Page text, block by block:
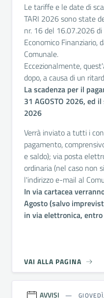
Le tariffe e le date di
TARI 2026 sono state
nr. 16 del 16.07.2026
Economico Finanziario,
Comunale.
Eccezionalmente,
dopo, a causa di un
La scadenza per il
31 AGOSTO 2026, ed
2026
Verrà inviato a tutti i
pagamento,
e saldo); via posta
ordinaria (nel caso non
l'indirizzo e-mail al
In via cartacea
Agosto (salvo
in via elettronica,
VAI ALLA PAGINA
AVVISI